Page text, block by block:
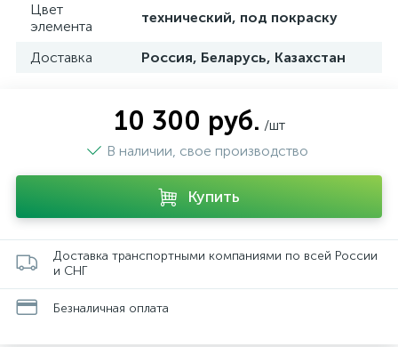
Цвет
элемента
технический, под покраску
Доставка Россия, Беларусь, Казахстан
10 300 руб. /шт
В наличии, свое производство
Купить
Доставка транспортными компаниями по всей России
и СНГ
Безналичная оплата